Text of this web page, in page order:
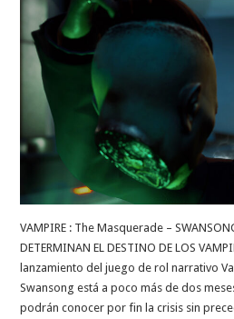
VAMPIRE : The Masquerade –
DETERMINAN EL DESTINO DE LOS
lanzamiento del juego de rol narrativo
Swansong está a poco más de dos
podrán conocer por fin la crisis sin